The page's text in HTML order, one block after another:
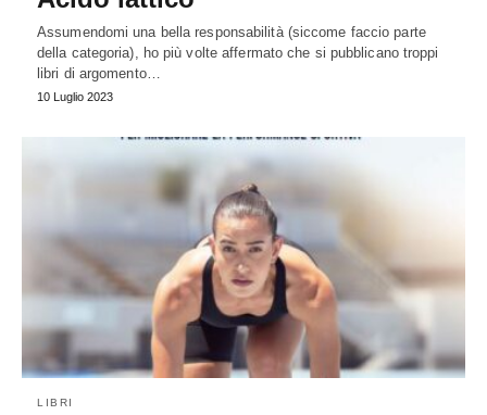
Assumendomi una bella responsabilità (siccome faccio parte
della categoria), ho più volte affermato che si pubblicano troppi
libri di argomento…
10 Luglio 2023
LIBRI